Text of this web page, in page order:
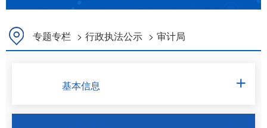
专题专栏 > 行政执法公示 > 审计局
基本信息 